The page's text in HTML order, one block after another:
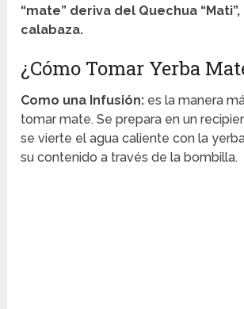
“mate” deriva del Quechua
calabaza.
¿Cómo Tomar Yerba
Como una Infusión: es la manera
tomar mate. Se prepara en un
se vierte el agua caliente con la
su contenido a través de la bombilla.